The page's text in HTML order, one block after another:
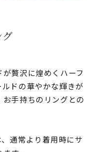
グ
贅沢に煌めくハーフ
ドの華やかな輝きが
手持ちのリングとの
通常より着用時にサ